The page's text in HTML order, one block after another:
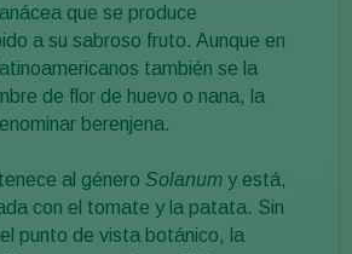
que se produce
a su sabroso fruto. Aunque en
también se la
de flor de huevo o nana, la
berenjena.
al género Solanum y está,
con el tomate y la patata. Sin
punto de vista botánico, la